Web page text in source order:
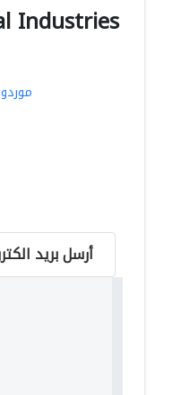
Industries
أرسل بريد